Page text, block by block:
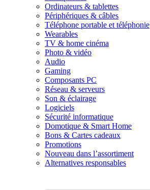
Ordinateurs & tablettes
Périphériques & câbles
Téléphone portable et téléphonie
Wearables
TV & home cinéma
Photo & vidéo
Audio
Gaming
Composants PC
Réseau & serveurs
Son & éclairage
Logiciels
Sécurité informatique
Domotique & Smart Home
Bons & Cartes cadeaux
Promotions
Nouveau dans l’assortiment
Alternatives responsables